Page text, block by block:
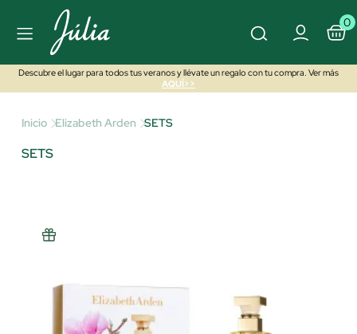
0
Descubre el lugar para todos tus veranos y llévate un regalo con tu compra. Ver más
AQUÍ>>
Inicio Elizabeth Arden SETS
SETS